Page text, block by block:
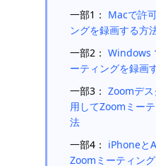
一部1： Macで許
ングを録画する方
一部2： Windows
ーティングを録画
一部3： Zoomデ
用してZoomミー
法
一部4： iPhoneと
Zoomミーティン